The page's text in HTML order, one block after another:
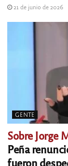
21 de junio de 2026
GENTE
Sobre Jorge
Peña
fueron